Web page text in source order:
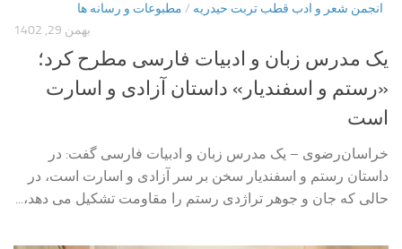
انجمن شعر و ادب قطب تربت حیدریه / مطبوعات و رسانه ها
بهمن 29, 1402
یک مدرس زبان و ادبیات فارسی مطرح کرد؛
«رستم و اسفندیار» داستان آزادی و اسارت
است
خراسان‌رضوی – یک مدرس زبان و ادبیات فارسی گفت: در
داستان رستم و اسفندیار سخن بر سر آزادی و اسارت است، در
حالی که جان و جوهر تراژدی رستم را مقاومت تشکیل می دهد،...